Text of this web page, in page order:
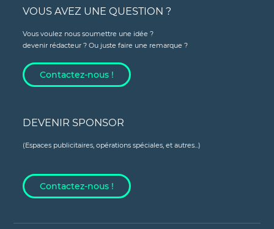
VOUS AVEZ UNE QUESTION ?
Vous voulez nous soumettre une idée ?
devenir rédacteur ? Ou juste faire une remarque ?
Contactez-nous !
DEVENIR SPONSOR
(Espaces publicitaires, opérations spéciales, et autres...)
Contactez-nous !